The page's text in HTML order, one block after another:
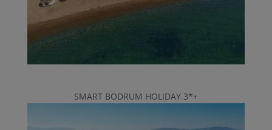
SMART BODRUM HOLIDAY 3*+